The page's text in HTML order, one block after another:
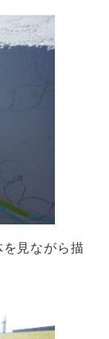
見ながら描